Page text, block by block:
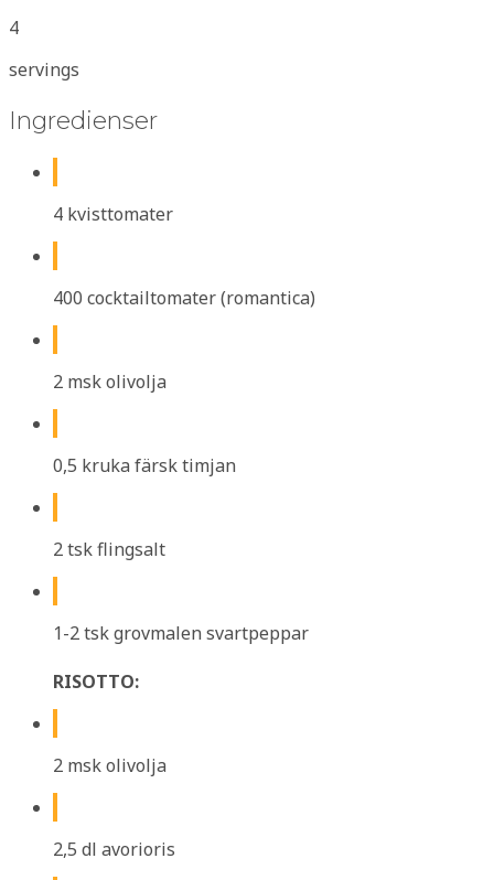
4
servings
Ingredienser
4 kvisttomater
400 cocktailtomater (romantica)
2 msk olivolja
0,5 kruka färsk timjan
2 tsk flingsalt
1-2 tsk grovmalen svartpeppar
RISOTTO:
2 msk olivolja
2,5 dl avorioris